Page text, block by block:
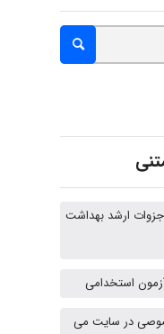
Poubakhtiari
hosein
جزوات ارشد بهداشت
استخدامی
در سایت می